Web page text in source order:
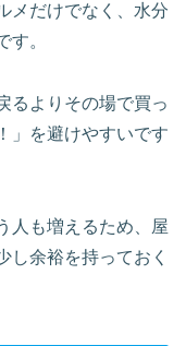
メだけでなく、水分
す。
るよりその場で買っ
」を避けやすいです
人も増えるため、屋
し余裕を持っておく